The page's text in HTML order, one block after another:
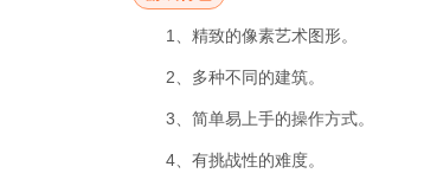
1、精致的像素艺术图形。
2、多种不同的建筑。
3、简单易上手的操作方式。
4、有挑战性的难度。